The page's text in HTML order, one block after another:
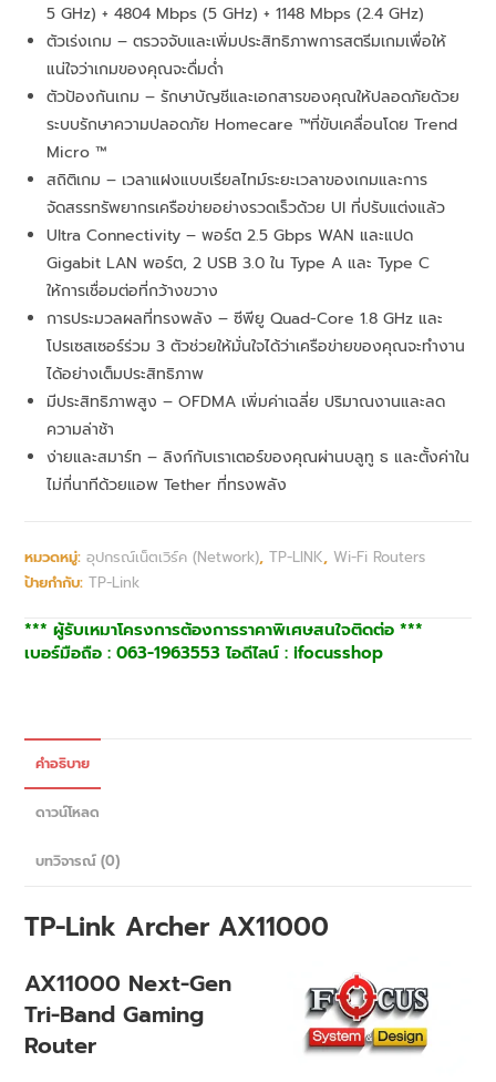
5 GHz) + 4804 Mbps (5 GHz) + 1148 Mbps (2.4 GHz)
ตัวเร่งเกม – ตรวจจับและเพิ่มประสิทธิภาพการสตรีมเกมเพื่อให้
แน่ใจว่าเกมของคุณจะดื่มด่ำ
ตัวป้องกันเกม – รักษาบัญชีและเอกสารของคุณให้ปลอดภัยด้วย
ระบบรักษาความปลอดภัย Homecare ™ที่ขับเคลื่อนโดย Trend
Micro ™
สถิติเกม – เวลาแฝงแบบเรียลไทม์ระยะเวลาของเกมและการ
จัดสรรทรัพยากรเครือข่ายอย่างรวดเร็วด้วย UI ที่ปรับแต่งแล้ว
Ultra Connectivity – พอร์ต 2.5 Gbps WAN และแปด
Gigabit LAN พอร์ต, 2 USB 3.0 ใน Type A และ Type C
ให้การเชื่อมต่อที่กว้างขวาง
การประมวลผลที่ทรงพลัง – ซีพียู Quad-Core 1.8 GHz และ
โปรเซสเซอร์ร่วม 3 ตัวช่วยให้มั่นใจได้ว่าเครือข่ายของคุณจะทำงาน
ได้อย่างเต็มประสิทธิภาพ
มีประสิทธิภาพสูง – OFDMA เพิ่มค่าเฉลี่ย ปริมาณงานและลด
ความล่าช้า
ง่ายและสมาร์ท – ลิงก์กับเราเตอร์ของคุณผ่านบลูทู ธ และตั้งค่าใน
ไม่กี่นาทีด้วยแอพ Tether ที่ทรงพลัง
หมวดหมู่:อุปกรณ์เน็ตเวิร์ค (Network),TP-LINK,Wi-Fi Routers
ป้ายกำกับ:TP-Link
*** ผู้รับเหมาโครงการต้องการราคาพิเศษสนใจติดต่อ ***
เบอร์มือถือ : 063-1963553 ไอดีไลน์ : ifocusshop
คำอธิบาย
ดาวน์โหลด
บทวิจารณ์ (0)
TP-Link Archer AX11000
AX11000 Next-Gen
Tri-Band Gaming
Router